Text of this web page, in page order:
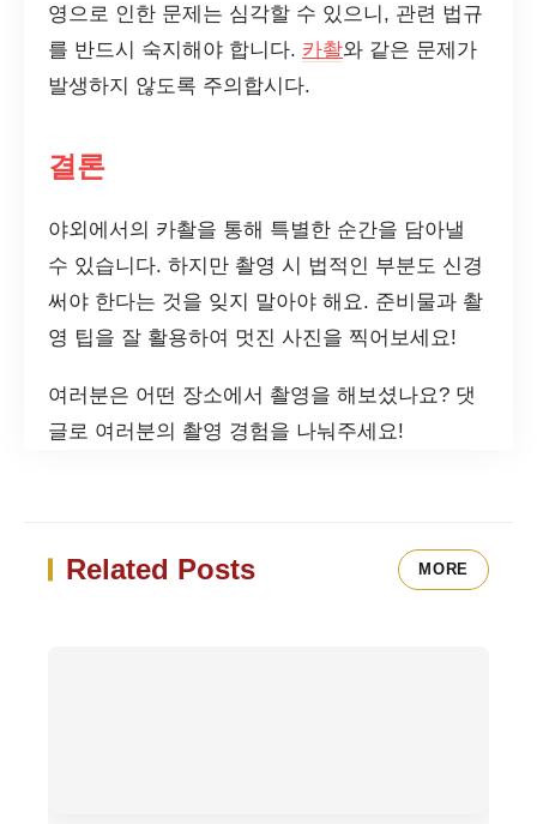
영으로 인한 문제는 심각할 수 있으니, 관련 법규
를 반드시 숙지해야 합니다. 카촬와 같은 문제가
발생하지 않도록 주의합시다.
결론
야외에서의 카촬을 통해 특별한 순간을 담아낼
수 있습니다. 하지만 촬영 시 법적인 부분도 신경
써야 한다는 것을 잊지 말아야 해요. 준비물과 촬
영 팁을 잘 활용하여 멋진 사진을 찍어보세요!
여러분은 어떤 장소에서 촬영을 해보셨나요? 댓
글로 여러분의 촬영 경험을 나눠주세요!
Related Posts MORE